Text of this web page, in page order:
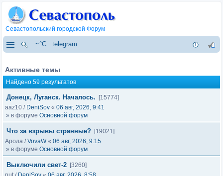
Севастопольский городской Форум
~°C telegram
Активные темы
Найдено 59 результатов
Донецк, Луганск. Началось.
[15774]
aaz10 / DeniSov « 06 авг, 2026, 9:41
» в форуме Основной форум
Что за взрывы странные? [19021]
Арола /VovaW« 06 авг, 2026, 9:15
» в форуме Основной форум
Выключили свет-2 [3260]